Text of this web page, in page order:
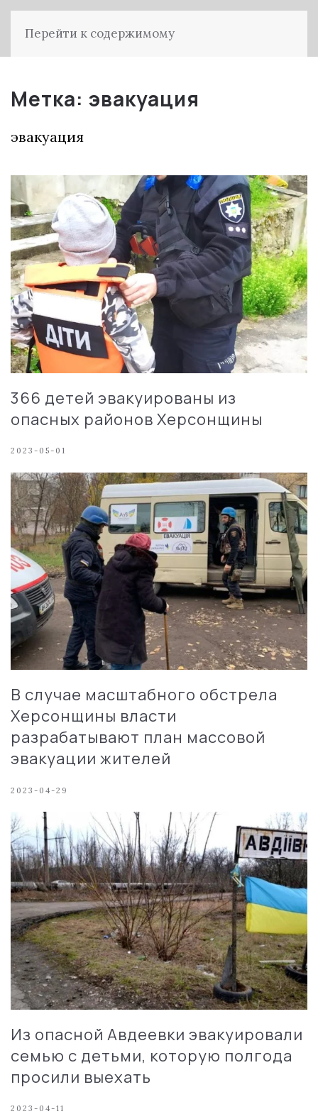
Перейти к содержимому
Метка: эвакуация
эвакуация
366 детей эвакуированы из
опасных районов Херсонщины
2023-05-01
В случае масштабного обстрела
Херсонщины власти
разрабатывают план массовой
эвакуации жителей
2023-04-29
Из опасной Авдеевки эвакуировали
семью с детьми, которую полгода
просили выехать
2023-04-11